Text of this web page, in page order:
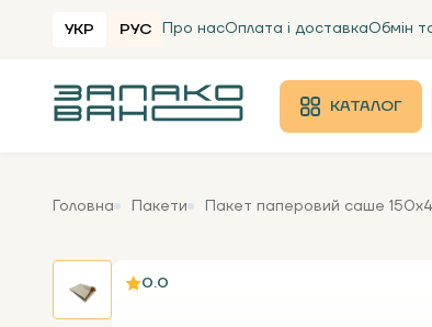
УКР РУС Про насОплата і доставкаОбмін
КАТАЛОГ
Головна Пакети Пакет паперовий саше
0.0